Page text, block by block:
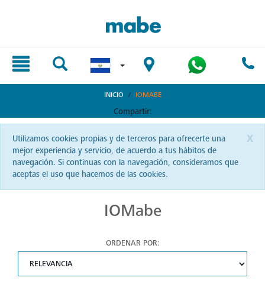
INICIO IOMABE
Compartir:
x
Utilizamos cookies propias y de terceros para ofrecerte una
mejor experiencia y servicio, de acuerdo a tus hábitos de
navegación. Si continuas con la navegación, consideramos que
aceptas el uso que hacemos de las cookies.
IOMabe
ORDENAR POR: